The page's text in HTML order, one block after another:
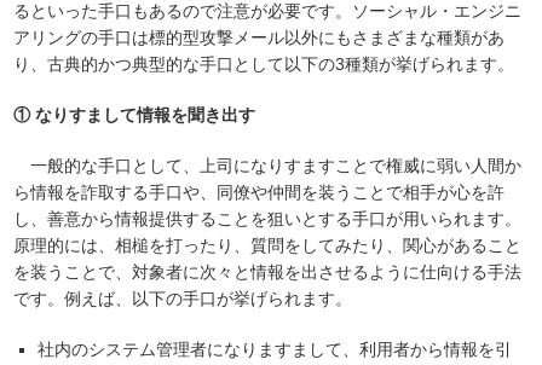
るといった手口もあるので注意が必要です。ソーシャル・エンジニ
アリングの手口は標的型攻撃メール以外にもさまざまな種類があ
り、古典的かつ典型的な手口として以下の3種類が挙げられます。
① なりすまして情報を聞き出す
一般的な手口として、上司になりすますことで権威に弱い人間か
ら情報を詐取する手口や、同僚や仲間を装うことで相手が心を許
し、善意から情報提供することを狙いとする手口が用いられます。
原理的には、相槌を打ったり、質問をしてみたり、関心があること
を装うことで、対象者に次々と情報を出させるように仕向ける手法
です。例えば、以下の手口が挙げられます。
社内のシステム管理者になりますまして、利用者から情報を引